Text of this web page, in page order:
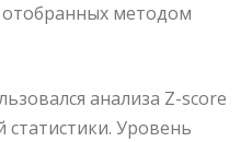
методом
анализа Z-score
Уровень